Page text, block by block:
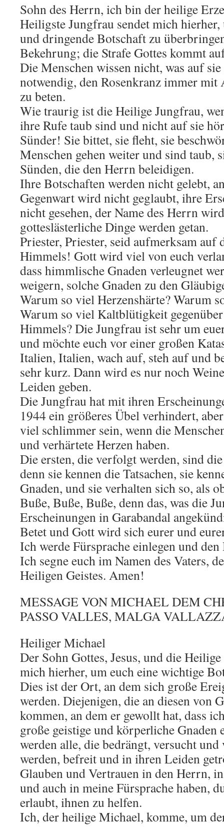
Sohn des Herrn, ich bin der heilige
Heiligste Jungfrau sendet mich
und dringende Botschaft zu
Bekehrung; die Strafe Gottes kommt
Die Menschen wissen nicht, was auf
notwendig, den Rosenkranz immer mit
zu beten.
Wie traurig ist die Heilige Jungfrau,
ihre Rufe taub sind und nicht auf sie
Sünder! Sie bittet, sie fleht, sie
Menschen gehen weiter und sind taub,
Sünden, die den Herrn beleidigen.
Ihre Botschaften werden nicht gelebt,
Gegenwart wird nicht geglaubt, ihre
nicht gesehen, der Name des Herrn
gotteslästerliche Dinge werden getan.
Priester, Priester, seid aufmerksam auf
Himmels! Gott wird viel von euch
dass himmlische Gnaden verleugnet
weigern, solche Gnaden zu den
Warum so viel Herzenshärte? Warum
Warum so viel Kaltblütigkeit
Himmels? Die Jungfrau ist sehr um
und möchte euch vor einer großen
Italien, Italien, wach auf, steh auf und
sehr kurz. Dann wird es nur noch
Leiden geben.
Die Jungfrau hat mit ihren
1944 ein größeres Übel verhindert,
viel schlimmer sein, wenn die
und verhärtete Herzen haben.
Die ersten, die verfolgt werden, sind
denn sie kennen die Tatsachen, sie
Gnaden, und sie verhalten sich so, als
Buße, Buße, Buße, denn das, was die
Erscheinungen in Garabandal
Betet und Gott wird sich eurer und
Ich werde Fürsprache einlegen und
Ich segne euch im Namen des Vaters,
Heiligen Geistes. Amen!
MESSAGE VON MICHAEL DEM
PASSO VALLES, MALGA
Heiliger Michael
Der Sohn Gottes, Jesus, und die
mich hierher, um euch eine wichtige
Dies ist der Ort, an dem sich große
werden. Diejenigen, die an diesen von
kommen, an dem er gewollt hat, dass
große geistige und körperliche Gnaden
werden alle, die bedrängt, versucht
werden, befreit und in ihren Leiden
Glauben und Vertrauen in den Herrn,
und auch in meine Fürsprache haben,
erlaubt, ihnen zu helfen.
Ich, der heilige Michael, komme, um